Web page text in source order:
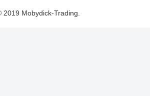
2019 Mobydick-Trading.